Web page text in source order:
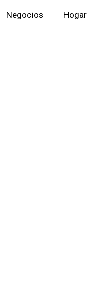
Negocios Hogar